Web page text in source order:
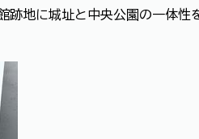
跡地に城址と中央公園の一体性